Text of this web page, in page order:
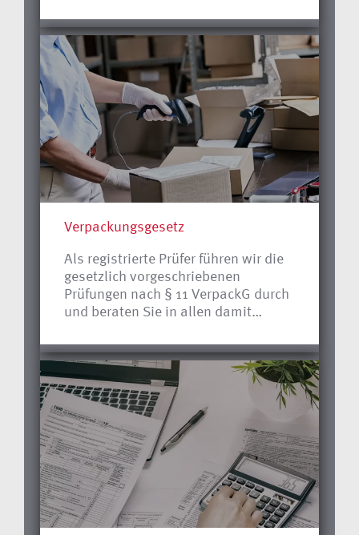
Tochtergesellschaften oder
Niederlassungen gilt das ganz
besonders. Hier können hohe
Steuernachforderungen drohen,
denn die Finanzbeamten prüfen
verstärkt, was angemessen ist und
was nicht. Mit einer exakten,
laufenden Dokumentation sind Sie
beim Transfer Pricing auf der
sicheren Seite.
Verpackungsgesetz
Als registrierte Prüfer führen wir die
gesetzlich vorgeschriebenen
Prüfungen nach § 11 VerpackG durch
und beraten Sie in allen damit